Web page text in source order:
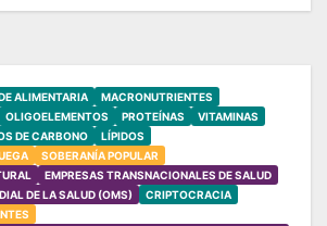
ALIMENTARIA
MACRONUTRIENTES
OLIGOELEMENTOS PROTEÍNAS
VITAMINAS
DE CARBONO
LÍPIDOS
SOBERANÍA POPULAR
EMPRESAS TRANSNACIONALES DE SALUD
DE LA SALUD (OMS)
CRIPTOCRACIA